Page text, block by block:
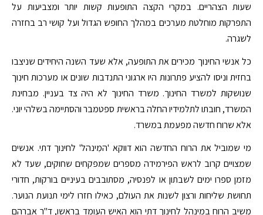
שעות הצהריים. במקרי הקצה התופעות קשות יותר ומצביעות על
התפרקות מוחלטת מערכים במהלך החופש הגדול ועל קושי רב בחזרה
לשגרה.
כל אנשי החינוך מכירים את התופעה, אלא שעד השנה היחידים שניצבו
בחזית וניסו להציע פתרונות היו ארגוני התנדבות שונים או מערכות חינוך
שנושקות למשרד החינוך. משרד החינוך לא היה צד בעניין. מבחינת
המשרד, חובתו לתלמידיו החלה בראשית ספטמבר והסתיימה בשלהי יוני.
אלא שרוח חדשה מפעמת במשרד.
מי שמוביל את הרוח החדשה הוא דווקא 'המִינהל' לחינוך דתי. אנשים
שמצויים קרוב לראש הפירמידה מספרים שמפקחים שחוקים, שעד לא
מזמן ספרו ימים לשבתון או לפנסיה, מסתובבים בעיניים בורקות, חדורי
תחושת שליחות ורצון לשנות את העולם, כאילו חזרו לימי תנועת הנוער.
משיב הרוח במינהל לחינוך דתי הוא האיש העומד בראשו, ד"ר אברהם